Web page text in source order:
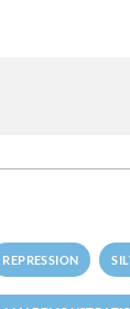
REPRESSION